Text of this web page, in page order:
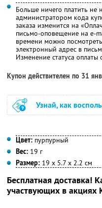
Больше ничего платить не
администратором кода
заказа изменится на
письмо-оповещение на e-
времени можно
электронный адрес в
Изменение статуса оплаты
Купон действителен по 31
Узнай, как
Цвет: пурпурный
Вес: 19 г
Размер: 19 х 5.7 х 2.2 см
Бесплатная доставка!
участвующих в акциях